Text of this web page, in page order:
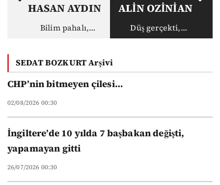
HASAN AYDIN
Bilim pahalı,
üniversitelerinin
yeni düzeni
ALİN OZİNİAN
Düş gerçekti,
gerçek haksız
SEDAT BOZKURT Arşivi
CHP’nin bitmeyen çilesi…
02/08/2026 00:30
İngiltere’de 10 yılda 7 başbakan değişti,
yapamayan gitti
26/07/2026 00:30